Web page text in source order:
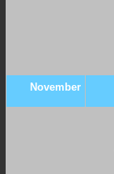
November